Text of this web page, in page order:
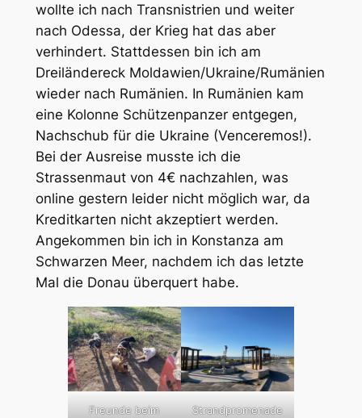
wollte ich nach Transnistrien und weiter
nach Odessa, der Krieg hat das aber
verhindert. Stattdessen bin ich am
Dreiländereck Moldawien/Ukraine/Rumänien
wieder nach Rumänien. In Rumänien kam
eine Kolonne Schützenpanzer entgegen,
Nachschub für die Ukraine (Venceremos!).
Bei der Ausreise musste ich die
Strassenmaut von 4€ nachzahlen, was
online gestern leider nicht möglich war, da
Kreditkarten nicht akzeptiert werden.
Angekommen bin ich in Konstanza am
Schwarzen Meer, nachdem ich das letzte
Mal die Donau überquert habe.
Freunde beim
Strandpromenade